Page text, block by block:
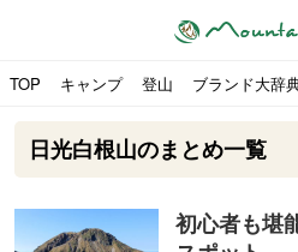
TOP キャンプ 登山 ブランド大辞
日光白根山のまとめ一覧
初心者も堪